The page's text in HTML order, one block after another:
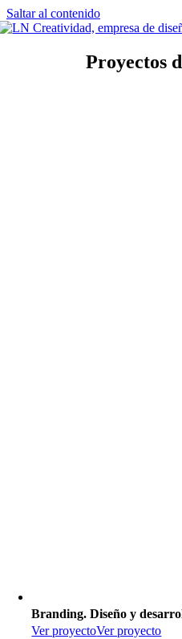
Saltar al contenido
Proyectos
Branding. Diseño y
Ver proyectoVer proyecto